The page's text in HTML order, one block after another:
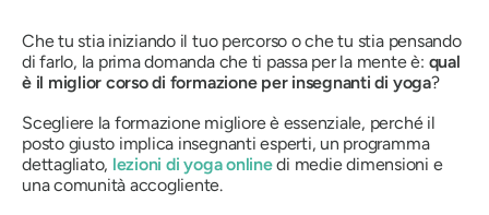
Che tu stia iniziando il tuo percorso o che tu stia pensando
di farlo, la prima domanda che ti passa per la mente è: qual
è il miglior corso di formazione per insegnanti di yoga?
Scegliere la formazione migliore è essenziale, perché il
posto giusto implica insegnanti esperti, un programma
dettagliato, lezioni di yoga onlinedi medie dimensioni e
una comunità accogliente.